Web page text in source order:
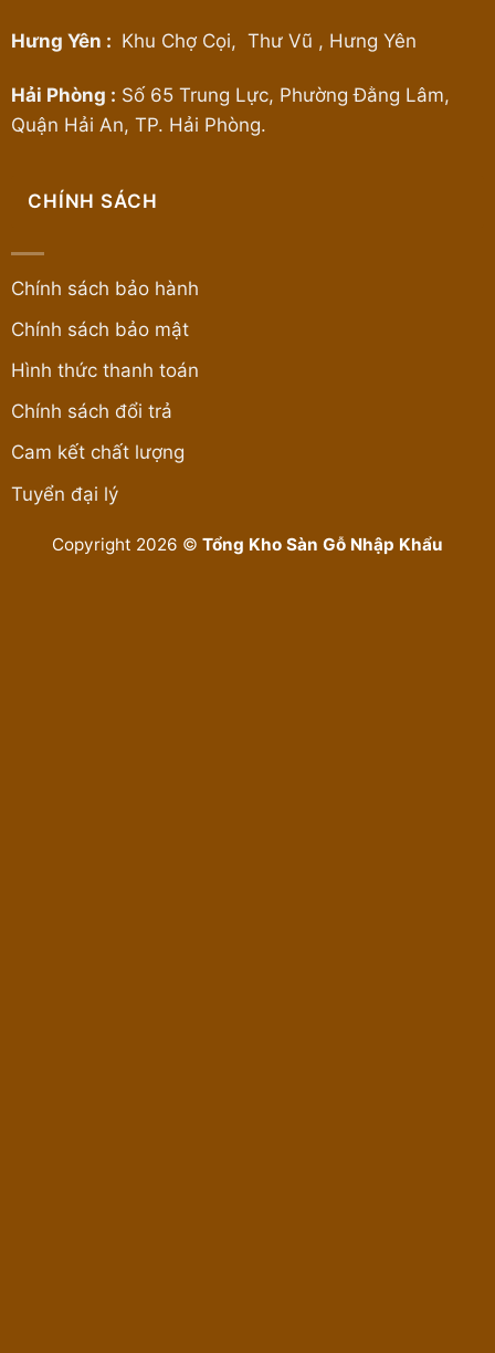
Hưng Yên : Khu Chợ Cọi, Thư Vũ , Hưng Yên
Hải Phòng : Số 65 Trung Lực, Phường Đằng Lâm,
Quận Hải An, TP. Hải Phòng.
CHÍNH SÁCH
Chính sách bảo hành
Chính sách bảo mật
Hình thức thanh toán
Chính sách đổi trả
Cam kết chất lượng
Tuyển đại lý
Copyright 2026 © Tổng Kho Sàn Gỗ Nhập Khẩu